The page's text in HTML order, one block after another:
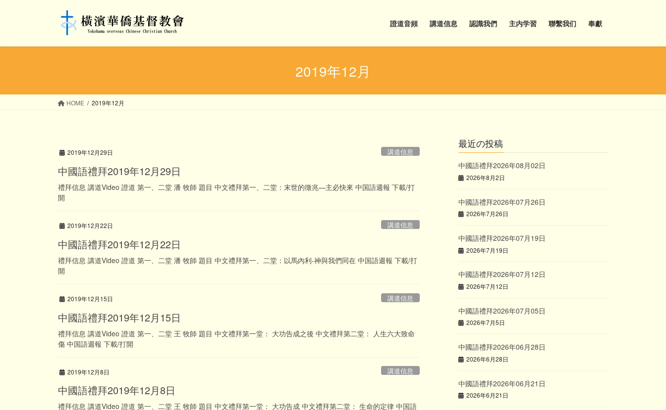
證道音頻 講道信息 認識我們 主内学習 聯繫我们 奉獻
2019年12月
HOME 2019年12月
2019年12月29日 講道信息
中國語禮拜2019年12月29日
禮拜信息 講道Video 證道 第一、二堂 潘 牧師 題目 中文禮拜第一、二堂：末世的徵兆—主必快來 中国語週報 下載/打
開
2019年12月22日 講道信息
中國語禮拜2019年12月22日
禮拜信息 講道Video 證道 第一、二堂 潘 牧師 題目 中文禮拜第一、二堂：以馬內利-神與我們同在 中国語週報 下載/打
開
2019年12月15日 講道信息
中國語禮拜2019年12月15日
禮拜信息 講道Video 證道 第一、二堂 王 牧師 題目 中文禮拜第一堂： 大功告成之後 中文禮拜第二堂： 人生六大致命
傷 中国語週報 下載/打開
2019年12月8日 講道信息
中國語禮拜2019年12月8日
禮拜信息 講道Video 證道 第一、二堂 王 牧師 題目 中文禮拜第一堂： 大功告成 中文禮拜第二堂： 生命的定律 中国語
最近の投稿
中國語禮拜2026年08月02日
2026年8月2日
中國語禮拜2026年07月26日
2026年7月26日
中國語禮拜2026年07月19日
2026年7月19日
中國語禮拜2026年07月12日
2026年7月12日
中國語禮拜2026年07月05日
2026年7月5日
中國語禮拜2026年06月28日
2026年6月28日
中國語禮拜2026年06月21日
2026年6月21日